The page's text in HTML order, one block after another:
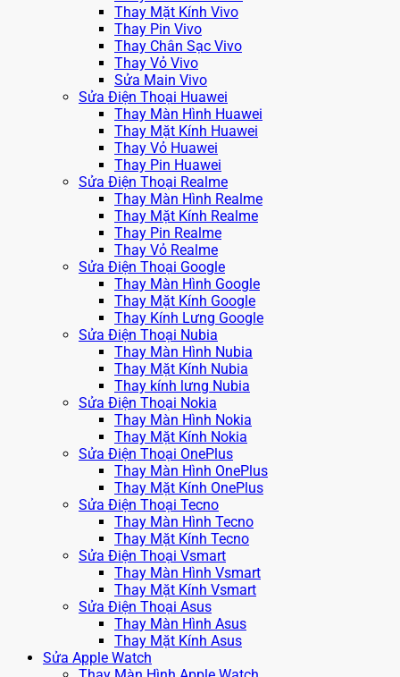
Thay Mặt Kính Vivo
Thay Pin Vivo
Thay Chân Sạc Vivo
Thay Vỏ Vivo
Sửa Main Vivo
Sửa Điện Thoại Huawei
Thay Màn Hình Huawei
Thay Mặt Kính Huawei
Thay Vỏ Huawei
Thay Pin Huawei
Sửa Điện Thoại Realme
Thay Màn Hình Realme
Thay Mặt Kính Realme
Thay Pin Realme
Thay Vỏ Realme
Sửa Điện Thoại Google
Thay Màn Hình Google
Thay Mặt Kính Google
Thay Kính Lưng Google
Sửa Điện Thoại Nubia
Thay Màn Hình Nubia
Thay Mặt Kính Nubia
Thay kính lưng Nubia
Sửa Điện Thoại Nokia
Thay Màn Hình Nokia
Thay Mặt Kính Nokia
Sửa Điện Thoại OnePlus
Thay Màn Hình OnePlus
Thay Mặt Kính OnePlus
Sửa Điện Thoại Tecno
Thay Màn Hình Tecno
Thay Mặt Kính Tecno
Sửa Điện Thoại Vsmart
Thay Màn Hình Vsmart
Thay Mặt Kính Vsmart
Sửa Điện Thoại Asus
Thay Màn Hình Asus
Thay Mặt Kính Asus
Sửa Apple Watch